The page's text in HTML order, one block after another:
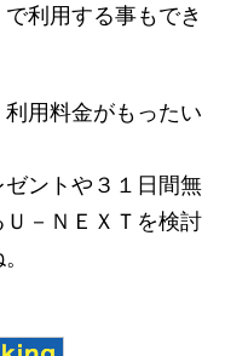
利用する事もでき
用料金がもったい
ントや３１日間無
－ＮＥＸＴを検討